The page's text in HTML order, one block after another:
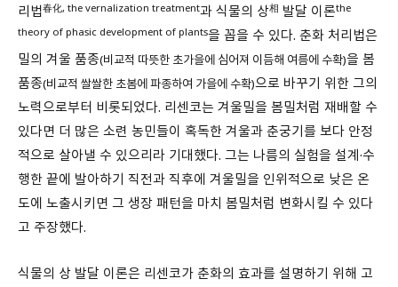
리법春化, the vernalization treatment과 식물의 상相 발달 이론the
theory of phasic development of plants을 꼽을 수 있다. 춘화 처리법은
밀의 겨울 품종(비교적 따뜻한 초가을에 심어져 이듬해 여름에 수확)을 봄
품종(비교적 쌀쌀한 초봄에 파종하여 가을에 수확)으로 바꾸기 위한 그의
노력으로부터 비롯되었다. 리센코는 겨울밀을 봄밀처럼 재배할 수
있다면 더 많은 소련 농민들이 혹독한 겨울과 춘궁기를 보다 안정
적으로 살아낼 수 있으리라 기대했다. 그는 나름의 실험을 설계·수
행한 끝에 발아하기 직전과 직후에 겨울밀을 인위적으로 낮은 온
도에 노출시키면 그 생장 패턴을 마치 봄밀처럼 변화시킬 수 있다
고 주장했다.
식물의 상 발달 이론은 리센코가 춘화의 효과를 설명하기 위해 고